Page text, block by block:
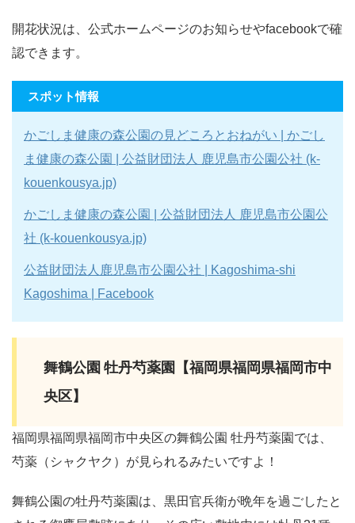
開花状況は、公式ホームページのお知らせやfacebookで確
認できます。
スポット情報
かごしま健康の森公園の見どころとおねがい | かごし
ま健康の森公園 | 公益財団法人 鹿児島市公園公社 (k-
kouenkousya.jp)
かごしま健康の森公園 | 公益財団法人 鹿児島市公園公
社 (k-kouenkousya.jp)
公益財団法人鹿児島市公園公社 | Kagoshima-shi
Kagoshima | Facebook
舞鶴公園 牡丹芍薬園【福岡県福岡県福岡市中
央区】
福岡県福岡県福岡市中央区の舞鶴公園 牡丹芍薬園では、
芍薬（シャクヤク）が見られるみたいですよ！
舞鶴公園の牡丹芍薬園は、黒田官兵衛が晩年を過ごしたと